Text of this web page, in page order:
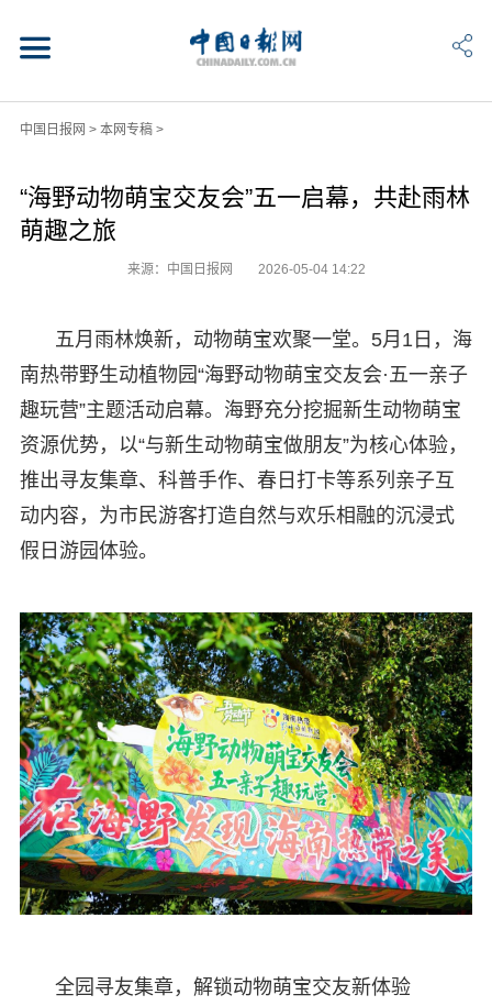
中国日报网 > 本网专稿>
“海野动物萌宝交友会”五一启幕，共赴雨林
萌趣之旅
来源：中国日报网 2026-05-04 14:22
五月雨林焕新，动物萌宝欢聚一堂。5月1日，海
南热带野生动植物园“海野动物萌宝交友会·五一亲子
趣玩营”主题活动启幕。海野充分挖掘新生动物萌宝
资源优势，以“与新生动物萌宝做朋友”为核心体验，
推出寻友集章、科普手作、春日打卡等系列亲子互
动内容，为市民游客打造自然与欢乐相融的沉浸式
假日游园体验。
全园寻友集章，解锁动物萌宝交友新体验